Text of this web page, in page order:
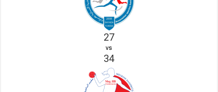
27
vs
34